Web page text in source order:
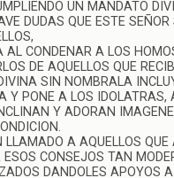
UN MANDATO
DUDAS QUE ESTE
AL CONDENAR A LOS
DE AQUELLOS QUE
SIN NOMBRALA
Y PONE A LOS IDOLATRAS,
Y ADORAN
LLAMADO A AQUELLOS
CONSEJOS TAN
DANDOLES APOYOS